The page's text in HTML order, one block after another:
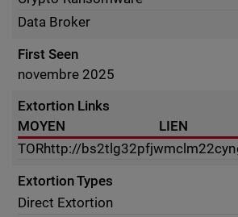
Data Broker
First Seen
novembre 2025
Extortion Links
MOYEN
LIEN
TORhttp://
Extortion Types
Direct Extortion